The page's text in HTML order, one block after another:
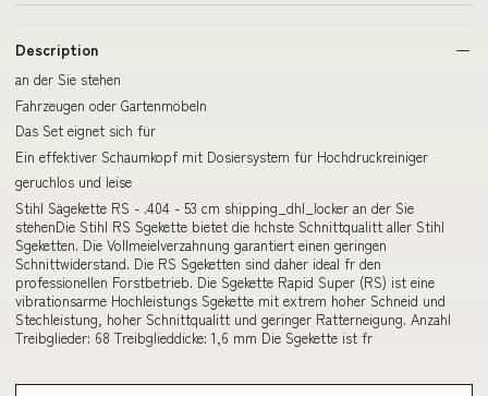
Description
an der Sie stehen
Fahrzeugen oder Gartenmöbeln
Das Set eignet sich für
Ein effektiver Schaumkopf mit Dosiersystem für Hochdruckreiniger
geruchlos und leise
Stihl Sägekette RS - .404 - 53 cm shipping_dhl_locker an der Sie
stehenDie Stihl RS Sgekette bietet die hchste Schnittqualitt aller Stihl
Sgeketten. Die Vollmeielverzahnung garantiert einen geringen
Schnittwiderstand. Die RS Sgeketten sind daher ideal fr den
professionellen Forstbetrieb. Die Sgekette Rapid Super (RS) ist eine
vibrationsarme Hochleistungs Sgekette mit extrem hoher Schneid und
Stechleistung, hoher Schnittqualitt und geringer Ratterneigung. Anzahl
Treibglieder: 68 Treibglieddicke: 1,6 mm Die Sgekette ist fr